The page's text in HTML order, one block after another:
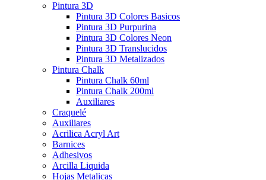
Pintura 3D
Pintura 3D Colores Basicos
Pintura 3D Purpurina
Pintura 3D Colores Neon
Pintura 3D Translucidos
Pintura 3D Metalizados
Pintura Chalk
Pintura Chalk 60ml
Pintura Chalk 200ml
Auxiliares
Craquelé
Auxiliares
Acrilica Acryl Art
Barnices
Adhesivos
Arcilla Liquida
Hojas Metalicas